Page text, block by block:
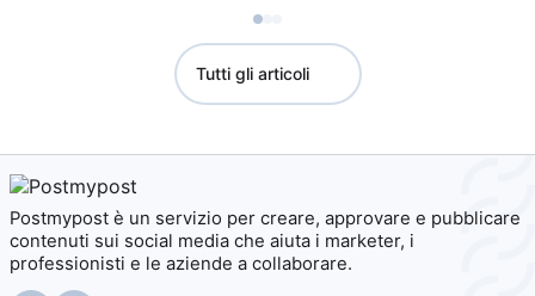
Tutti gli articoli
Postmypost è un servizio per creare, approvare e pubblicare
contenuti sui social media che aiuta i marketer, i
professionisti e le aziende a collaborare.